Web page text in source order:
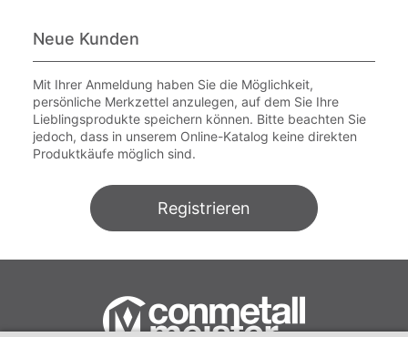
Neue Kunden
Mit Ihrer Anmeldung haben Sie die Möglichkeit,
persönliche Merkzettel anzulegen, auf dem Sie Ihre
Lieblingsprodukte speichern können. Bitte beachten Sie
jedoch, dass in unserem Online-Katalog keine direkten
Produktkäufe möglich sind.
Registrieren